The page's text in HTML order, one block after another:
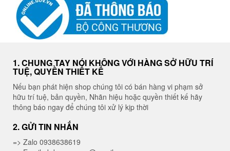
1. CHUNG TAY NÓI KHÔNG VỚI HÀNG SỞ HỮU TRÍ
TUỆ, QUYỀN THIẾT KẾ
Nếu bạn phát hiện shop chúng tôi có bán hàng vi phạm sở
hữu trí tuệ, bản quyền, Nhãn hiệu hoặc quyền thiết kế hãy
thông báo ngay để chúng tôi xử lý kịp thời
2. GỬI TIN NHẮN
=> Zalo 0938638619